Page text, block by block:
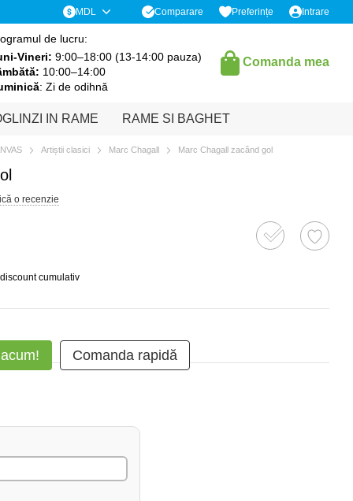
MDL Comparare Preferințe Intrare
de lucru:
Vineri: 9:00–18:00 (13-14:00 pauza)
10:00–14:00
: Zi de odihnă
Comanda mea
IN RAME RAME SI BAGHET
Artiștii clasici Marc Chagall Marc Chagall zacând gol
o recenzie
cumulativ
Comanda rapidă